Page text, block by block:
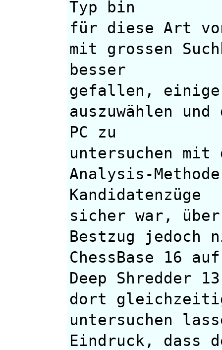
Typ bin
für diese Art
mit grossen
besser
gefallen, einige
auszuwählen
PC zu
untersuchen
Analysis-
Kandidatenzüge
sicher war,
Bestzug
ChessBase 16
Deep Shredder
dort
untersuchen
Eindruck, dass